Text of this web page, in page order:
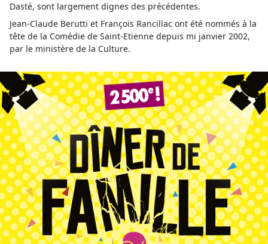
Dasté, sont largement dignes des précédentes.
Jean-Claude Berutti et François Rancillac ont été nommés à la
tête de la Comédie de Saint-Etienne depuis mi janvier 2002,
par le ministère de la Culture.